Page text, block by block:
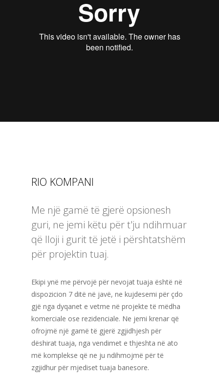
RIO KOMPANI
Me një gamë të gjerë opsionesh
guri, ne jemi këtu për t'ju ndihmuar
që lloji i gurit të jetë i përshtatshëm
për projektin tuaj.
Ekipi ynë me përvojë për nevojat tuaja është në
dispozicion 7 ditë në javë, ne kujdesemi për çdo
gjë nga dyqanet e vetme në projekte të mëdha
komerciale ose rezidenciale. Ne jemi krenar që
ofrojmë një gamë të gjerë zgjidhjesh për
dëshirat tuaja, nga vendimet e thjeshta në ato
më komplekse që ne ju ndihmojmë për të
zgjidhur për mjediset tuaja banesore.